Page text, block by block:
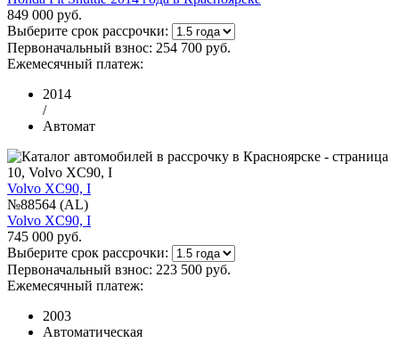
849 000 руб.
Выберите срок рассрочки:
Первоначальный взнос: 254 700 руб.
Ежемесячный платеж:
2014
/
Автомат
Volvo XC90, I
№88564 (AL)
Volvo XC90, I
745 000 руб.
Выберите срок рассрочки:
Первоначальный взнос: 223 500 руб.
Ежемесячный платеж:
2003
Автоматическая